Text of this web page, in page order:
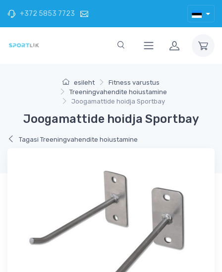
+372 5853 7723
esileht
Fitness varustus
Treeningvahendite hoiustamine
Joogamattide hoidja Sportbay
Joogamattide hoidja Sportbay
Tagasi Treeningvahendite hoiustamine